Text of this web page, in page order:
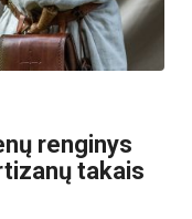
renginys
takais